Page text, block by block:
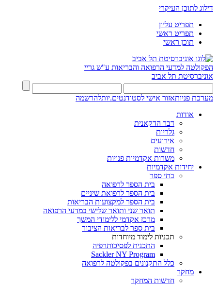
דילוג לתוכן העיקרי
תפריט עליון
תפריט ראשי
תוכן ראשי
הפקולטה למדעי הרפואה והבריאות ע"ש גריי
אוניברסיטת תל אביב
מערכת פניותאזור אישי לסטודנטים.יותלהרשמה
אודות
דבר הדקאנית
גלריות
אירועים
חדשות
משרות אקדמיות פנויות
יחידות אקדמיות
בתי ספר
בית הספר לרפואה
בית הספר לרפואת שיניים
בית הספר למקצועות הבריאות
תואר שני ותואר שלישי במדעי הרפואה
מרכז אקדמי ללימודי המשך
בית ספר לבריאות הציבור
תכניות לימוד מיוחדות
התכנית לפסיכותרפיה
Sackler NY Program
כלל התקנונים בפקולטה לרפואה
מחקר
חדשות המחקר